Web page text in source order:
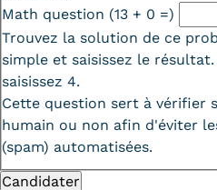
Math question (13 + 0 =)
Trouvez la solution de ce
simple et saisissez le
saisissez 4.
Cette question sert à vérifier
humain ou non afin d'éviter
(spam) automatisées.